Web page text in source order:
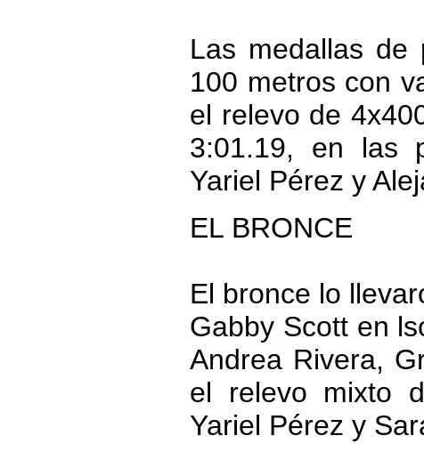
Las medallas de
100 metros con
el relevo de
3:01.19, en las
Yariel Pérez y
EL BRONCE
El bronce lo
Gabby Scott en
Andrea Rivera,
el relevo mixto
Yariel Pérez y